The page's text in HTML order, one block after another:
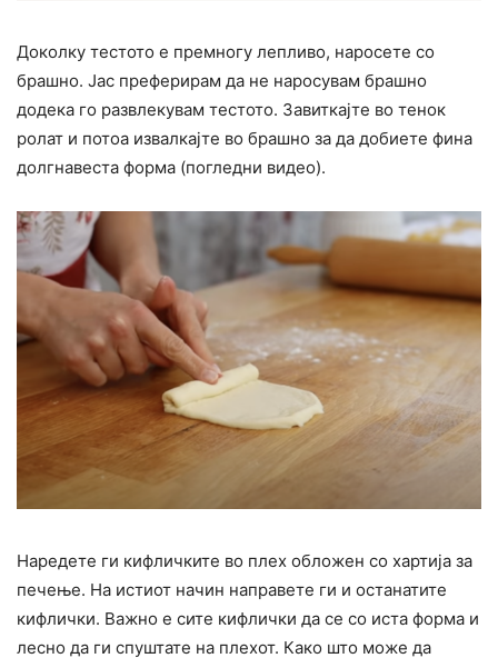
Доколку тестото е премногу лепливо, наросете со
брашно. Јас преферирам да не наросувам брашно
додека го развлекувам тестото. Завиткајте во тенок
ролат и потоа извалкајте во брашно за да добиете фина
долгнавеста форма (погледни видео).
Наредете ги кифличките во плех обложен со хартија за
печење. На истиот начин направете ги и останатите
кифлички. Важно е сите кифлички да се со иста форма и
лесно да ги спуштате на плехот. Како што може да